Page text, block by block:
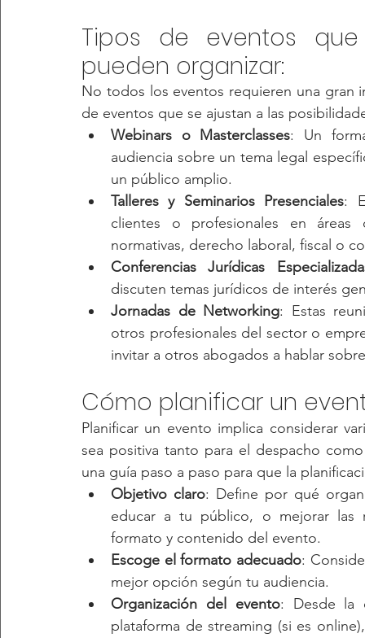
Tipos de eventos
pueden organizar:
No todos los eventos requieren una gran
de eventos que se ajustan a las
Webinars o Masterclasses: Un
audiencia sobre un tema legal
un público amplio.
Talleres y Seminarios Presenciales:
clientes o profesionales en áreas
normativas, derecho laboral, fiscal o
Conferencias Jurídicas
discuten temas jurídicos de interés
Jornadas de Networking: Estas
otros profesionales del sector o
invitar a otros abogados a hablar
Cómo planificar un
Planificar un evento implica considerar
sea positiva tanto para el despacho
una guía paso a paso para que la
Objetivo claro: Define por qué
educar a tu público, o mejorar las
formato y contenido del evento.
Escoge el formato adecuado:
mejor opción según tu audiencia.
Organización del evento: Desde la
plataforma de streaming (si es